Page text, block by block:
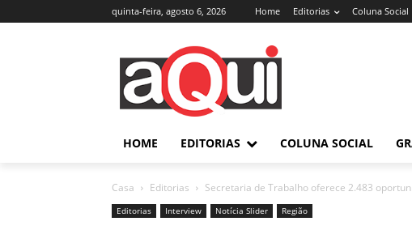
quinta-feira, agosto 6, 2026 Home Editorias Coluna Social
HOME EDITORIAS COLUNA SOCIAL
Casa Editorias Secretaria de Trabalho oferece 2.483
Editorias Interview Notícia Slider Região